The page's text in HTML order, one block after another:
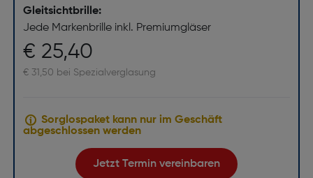
Gleitsichtbrille:
Jede Markenbrille inkl. Premiumgläser
€ 25,40
€ 31,50 bei Spezialverglasung
Sorglospaket kann nur im Geschäft
abgeschlossen werden
Jetzt Termin vereinbaren